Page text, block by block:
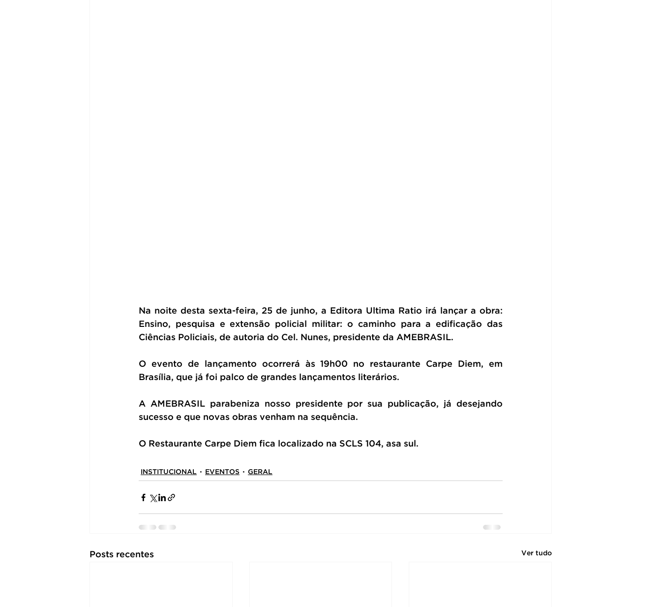
Na noite desta sexta-feira, 25 de junho, a Editora Ultima Ratio irá lançar a obra:
Ensino, pesquisa e extensão policial militar: o caminho para a edificação das
Ciências Policiais, de autoria do Cel. Nunes, presidente da AMEBRASIL.
O evento de lançamento ocorrerá às 19h00 no restaurante Carpe Diem, em
Brasília, que já foi palco de grandes lançamentos literários.
A AMEBRASIL parabeniza nosso presidente por sua publicação, já desejando
sucesso e que novas obras venham na sequência.
O Restaurante Carpe Diem fica localizado na SCLS 104, asa sul.
INSTITUCIONAL EVENTOS GERAL
Posts recentes Ver tudo